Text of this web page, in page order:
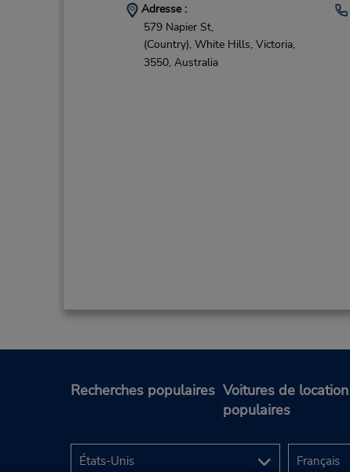
Adresse :
579 Napier St,
(Country), White Hills, Victoria,
3550, Australia
Recherches populaires Voitures de location
populaires